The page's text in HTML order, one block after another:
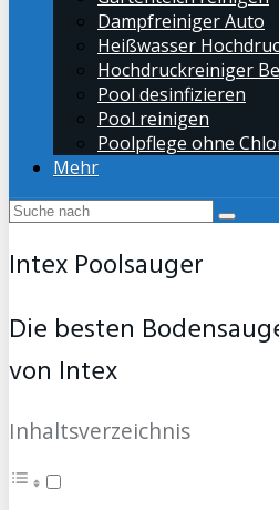
Dampfreiniger Auto
Heißwasser
Hochdruckreiniger
Pool desinfizieren
Pool reinigen
Poolpflege ohne
Mehr
Intex Poolsauger
Die besten
von Intex
Inhaltsverzeichnis